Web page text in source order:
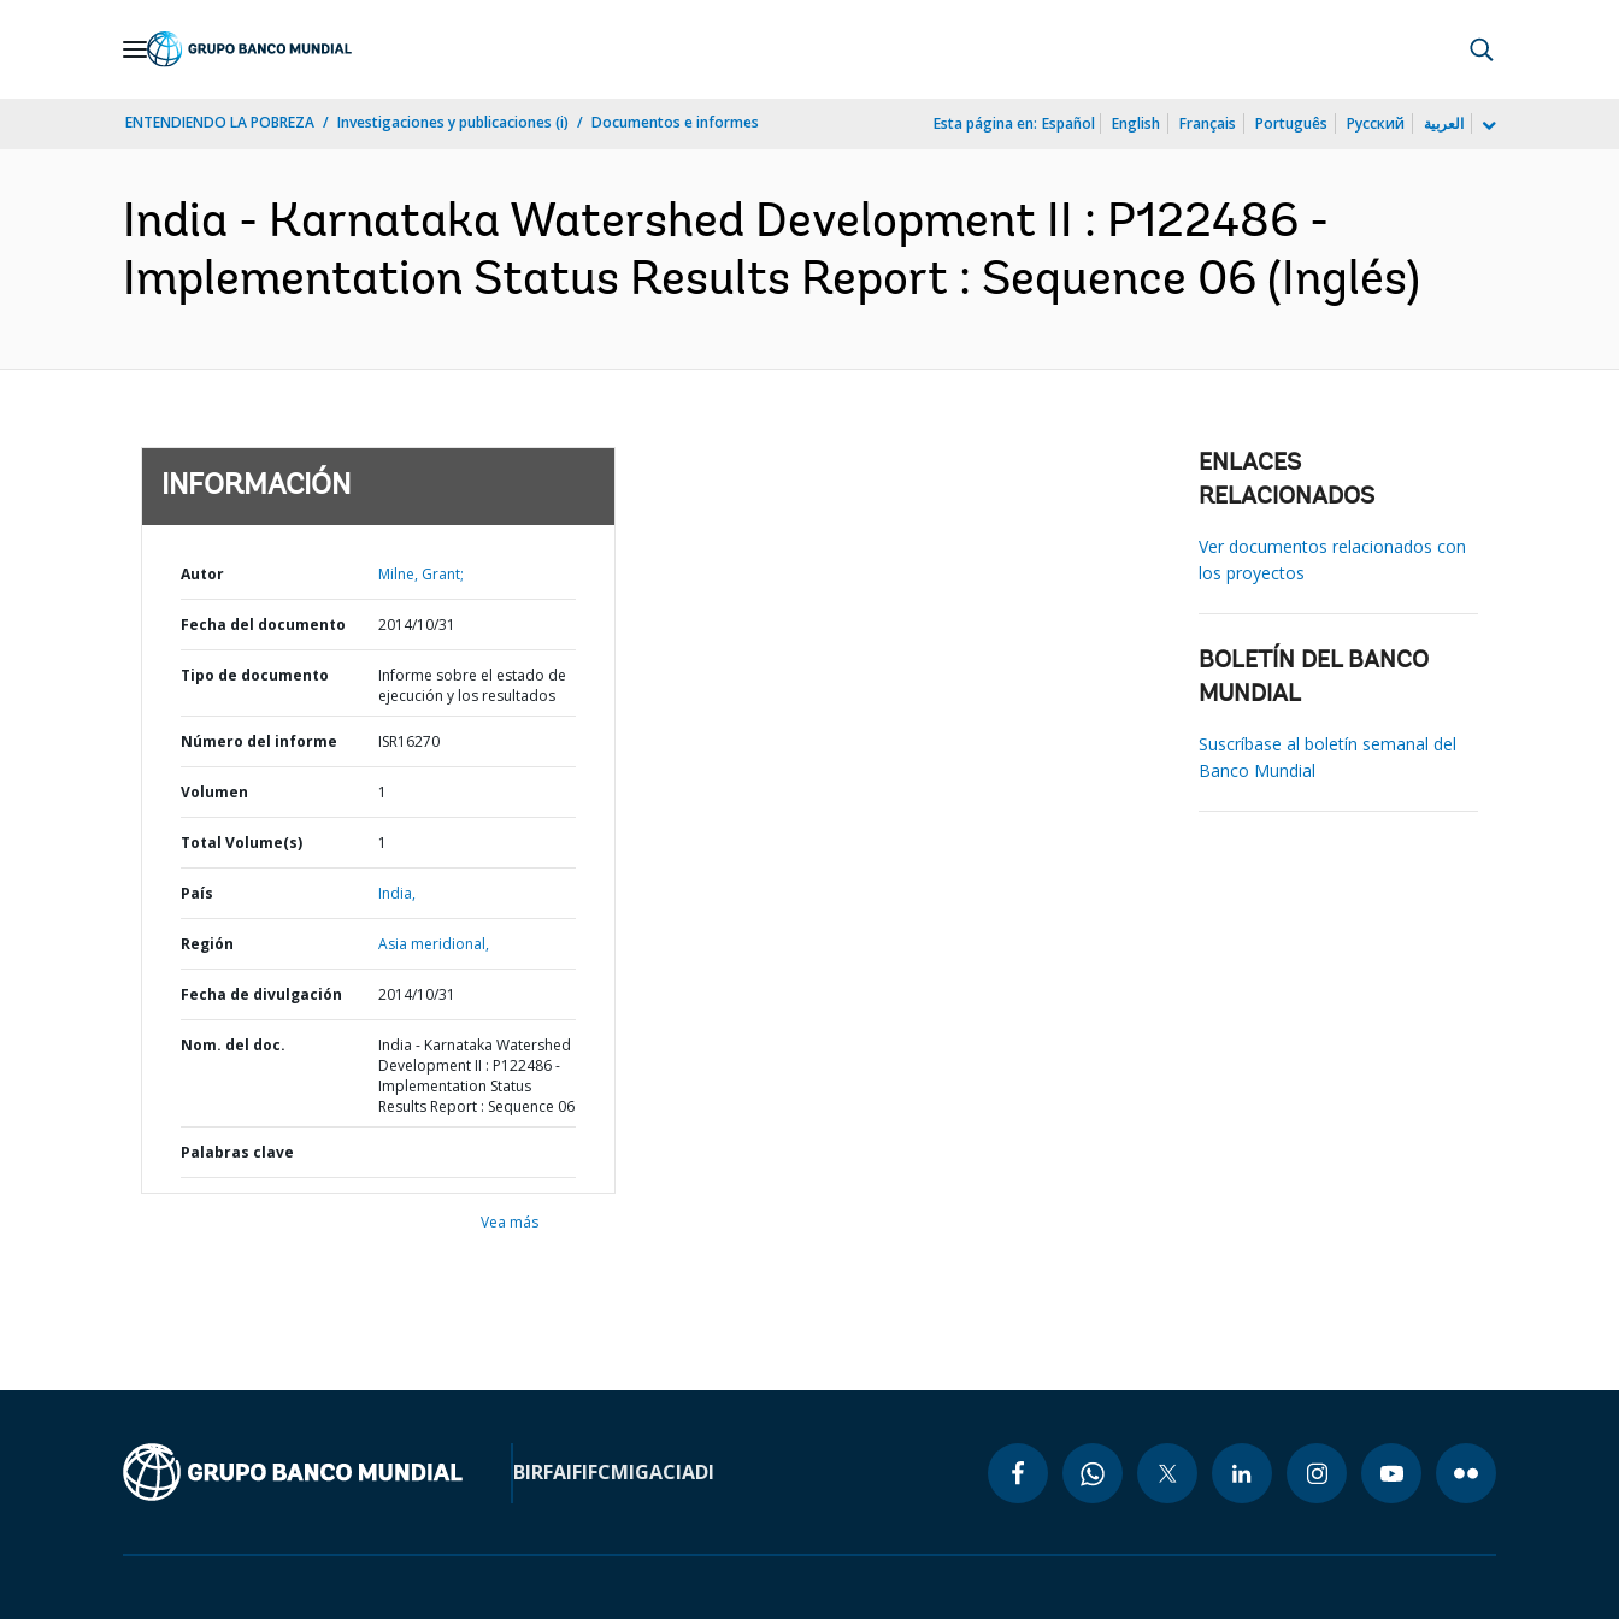
ENTENDIENDO LA POBREZA Investigaciones y publicaciones (i) Documentos e informes Esta página en: Español English Français Português Русский العربية
India - Karnataka Watershed Development II : P122486 -
Implementation Status Results Report : Sequence 06 (Inglés)
INFORMACIÓN
Autor Milne, Grant;
Fecha del documento 2014/10/31
Tipo de documento
Informe sobre el estado de
ejecución y los resultados
Número del informe ISR16270
Volumen 1
Total Volume(s) 1
País India,
Región Asia meridional,
Fecha de divulgación 2014/10/31
Nom. del doc.
India - Karnataka Watershed
Development II : P122486 -
Implementation Status
Results Report : Sequence 06
Palabras clave
Vea más
ENLACES
RELACIONADOS
Ver documentos relacionados con
los proyectos
BOLETÍN DEL BANCO
MUNDIAL
Suscríbase al boletín semanal del
Banco Mundial
BIRFAIFIFCMIGACIADI